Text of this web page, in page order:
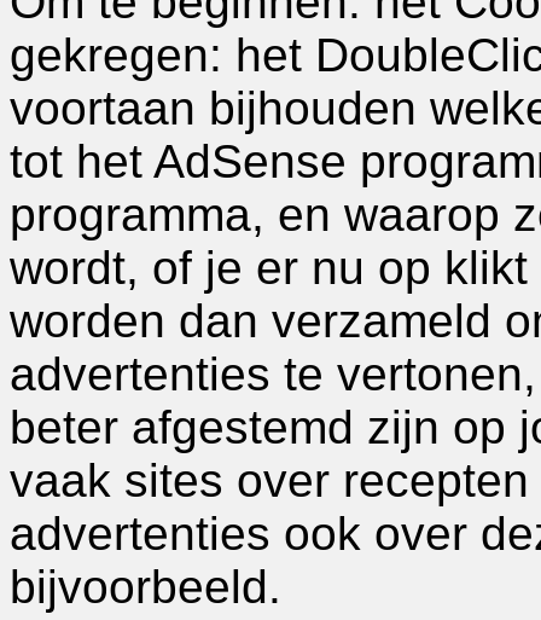
gekregen: het
voortaan bijhouden
tot het AdSense
programma, en waarop
wordt, of je er nu op
worden dan verzameld
advertenties te
beter afgestemd zijn op
vaak sites over
advertenties ook over
bijvoorbeeld.